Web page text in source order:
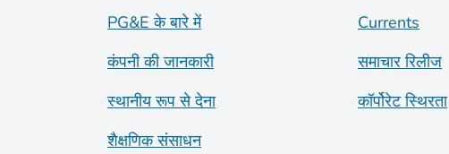
PG&E के बारे में
कंपनी की जानकारी
स्थानीय रूप से देना
शैक्षणिक संसाधन
Currents
समाचार रिलीज
कॉर्पोरेट स्थिरता